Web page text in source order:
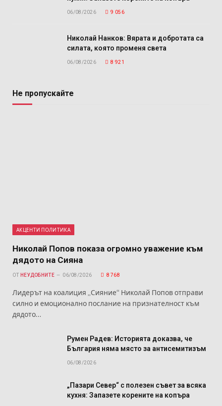
06/08/2026 9 056
Николай Нанков: Вярата и добротата са
силата, която променя света
06/08/2026 8 921
Не пропускайте
АКЦЕНТИ ПОЛИТИКА
Николай Попов показа огромно уважение към
дядото на Сияна
ОТ НЕУДОБНИТЕ 06/08/2026 8 768
Лидерът на коалиция „Сияние“ Николай Попов отправи
силно и емоционално послание на признателност към
дядото…
Румен Радев: Историята доказва, че
България няма място за антисемитизъм
06/08/2026
„Пазари Север“ с полезен съвет за всяка
кухня: Запазете корените на копъра